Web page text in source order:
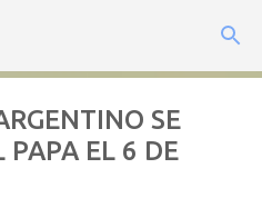
principal
SE
PAPA EL 6 DE